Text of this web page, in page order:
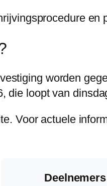
en
worden
die loopt van
Voor actuele
Deelnemers